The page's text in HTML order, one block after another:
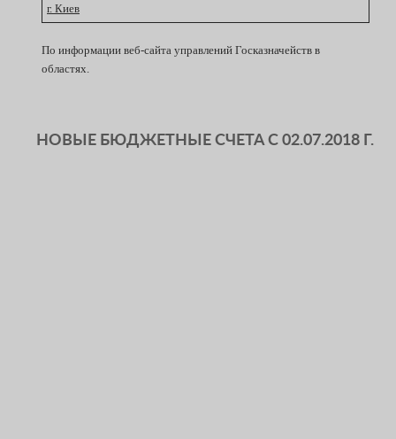
НОВЫЕ БЮДЖЕТНЫЕ СЧЕТА С 02.07.2018 Г.
г. Киев
По информации веб-сайта управлений Госказначейств в
областях.